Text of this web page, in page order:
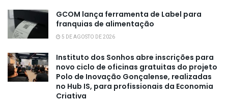
GCOM lança ferramenta de Label para
franquias de alimentação
5 DE AGOSTO DE 2026
Instituto dos Sonhos abre inscrições para
novo ciclo de oficinas gratuitas do projeto
Polo de Inovação Gonçalense, realizadas
no Hub IS, para profissionais da Economia
Criativa